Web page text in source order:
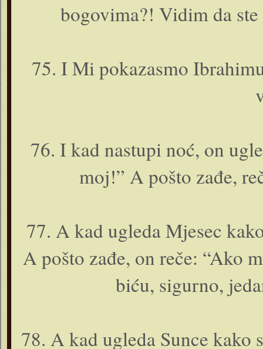
bogovima?! Vidim da
75. I Mi pokazasmo
76. I kad nastupi noć, o­n
moj!” A pošto zađe,
77. A kad ugleda Mjesec
A pošto zađe, o­n reče: “Ako
biću, sigurno,
78. A kad ugleda Sunce kako